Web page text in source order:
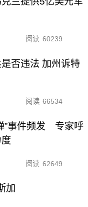
阅读 60239
否违法 加州诉特
阅读 66534
”事件频发 专家呼
阅读 62649
加